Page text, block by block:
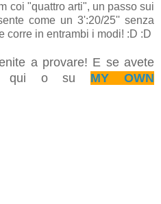
coi "quattro arti", un passo sui
come un 3':20/25'' senza
corre in entrambi i modi! :D :D
a provare! E se avete
qui o su MY OWN